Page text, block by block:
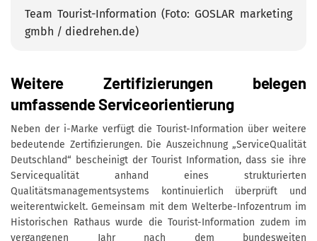
Team Tourist-Information (Foto: GOSLAR marketing
gmbh / diedrehen.de)
Weitere Zertifizierungen belegen
umfassende Serviceorientierung
Neben der i-Marke verfügt die Tourist-Information über weitere
bedeutende Zertifizierungen. Die Auszeichnung „ServiceQualität
Deutschland“ bescheinigt der Tourist Information, dass sie ihre
Servicequalität anhand eines strukturierten
Qualitätsmanagementsystems kontinuierlich überprüft und
weiterentwickelt. Gemeinsam mit dem Welterbe-Infozentrum im
Historischen Rathaus wurde die Tourist-Information zudem im
vergangenen Jahr nach dem bundesweiten